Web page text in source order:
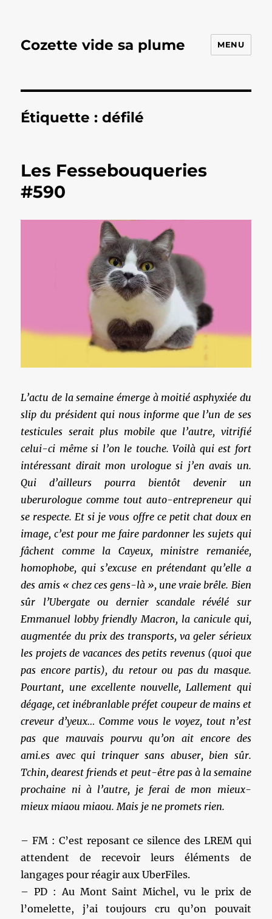
Cozette vide sa plume MENU
Étiquette :défilé
Les Fessebouqueries
#590
L’actu de la semaine émerge à moitié asphyxiée du
slip du président qui nous informe que l’un de ses
testicules serait plus mobile que l’autre, vitrifié
celui-ci même si l’on le touche. Voilà qui est fort
intéressant dirait mon urologue si j’en avais un.
Qui d’ailleurs pourra bientôt devenir un
uberurologue comme tout auto-entrepreneur qui
se respecte. Et si je vous offre ce petit chat doux en
image, c’est pour me faire pardonner les sujets qui
fâchent comme la Cayeux, ministre remaniée,
homophobe, qui s’excuse en prétendant qu’elle a
des amis « chez ces gens-là », une vraie brêle. Bien
sûr l’Ubergate ou dernier scandale révélé sur
Emmanuel lobby friendly Macron, la canicule qui,
augmentée du prix des transports, va geler sérieux
les projets de vacances des petits revenus (quoi que
pas encore partis), du retour ou pas du masque.
Pourtant, une excellente nouvelle, Lallement qui
dégage, cet inébranlable préfet coupeur de mains et
creveur d’yeux… Comme vous le voyez, tout n’est
pas que mauvais pourvu qu’on ait encore des
ami.es avec qui trinquer sans abuser, bien sûr.
Tchin, dearest friends et peut-être pas à la semaine
prochaine ni à l’autre, je ferai de mon mieux-
mieux miaou miaou. Mais je ne promets rien.
– FM : C’est reposant ce silence des LREM qui
attendent de recevoir leurs éléments de
langages pour réagir aux UberFiles.
– PD : Au Mont Saint Michel, vu le prix de
l’omelette, j’ai toujours cru qu’on pouvait